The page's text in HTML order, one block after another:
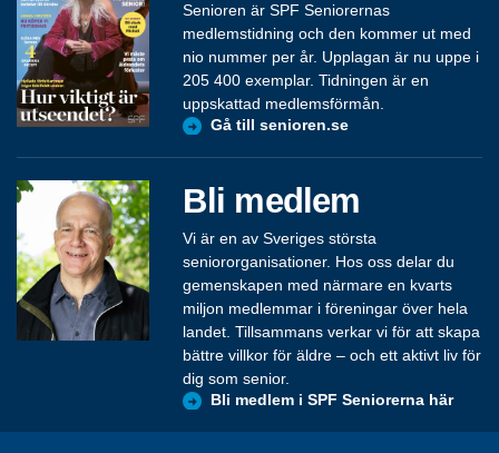
Senioren är SPF Seniorernas
medlemstidning och den kommer ut med
nio nummer per år. Upplagan är nu uppe i
205 400 exemplar. Tidningen är en
uppskattad medlemsförmån.
Gå till senioren.se
Bli medlem
Vi är en av Sveriges största
seniororganisationer. Hos oss delar du
gemenskapen med närmare en kvarts
miljon medlemmar i föreningar över hela
landet. Tillsammans verkar vi för att skapa
bättre villkor för äldre – och ett aktivt liv för
dig som senior.
Bli medlem i SPF Seniorerna här